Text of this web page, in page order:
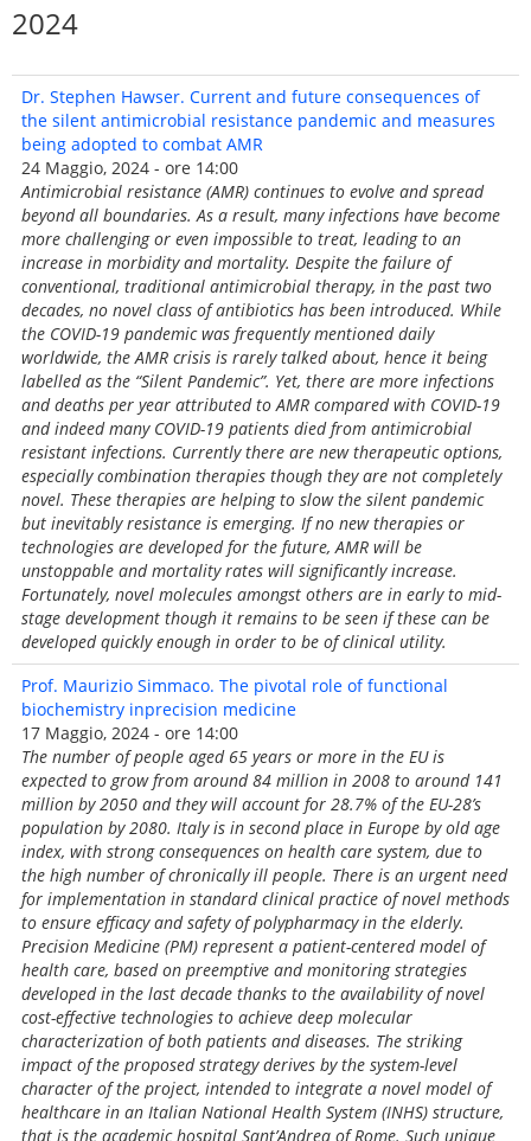
2024
Dr. Stephen Hawser. Current and future consequences of
the silent antimicrobial resistance pandemic and measures
being adopted to combat AMR
24 Maggio, 2024 - ore 14:00
Antimicrobial resistance (AMR) continues to evolve and spread
beyond all boundaries. As a result, many infections have become
more challenging or even impossible to treat, leading to an
increase in morbidity and mortality. Despite the failure of
conventional, traditional antimicrobial therapy, in the past two
decades, no novel class of antibiotics has been introduced. While
the COVID-19 pandemic was frequently mentioned daily
worldwide, the AMR crisis is rarely talked about, hence it being
labelled as the “Silent Pandemic”. Yet, there are more infections
and deaths per year attributed to AMR compared with COVID-19
and indeed many COVID-19 patients died from antimicrobial
resistant infections. Currently there are new therapeutic options,
especially combination therapies though they are not completely
novel. These therapies are helping to slow the silent pandemic
but inevitably resistance is emerging. If no new therapies or
technologies are developed for the future, AMR will be
unstoppable and mortality rates will significantly increase.
Fortunately, novel molecules amongst others are in early to mid-
stage development though it remains to be seen if these can be
developed quickly enough in order to be of clinical utility.
Prof. Maurizio Simmaco. The pivotal role of functional
biochemistry inprecision medicine
17 Maggio, 2024 - ore 14:00
The number of people aged 65 years or more in the EU is
expected to grow from around 84 million in 2008 to around 141
million by 2050 and they will account for 28.7% of the EU-28’s
population by 2080. Italy is in second place in Europe by old age
index, with strong consequences on health care system, due to
the high number of chronically ill people. There is an urgent need
for implementation in standard clinical practice of novel methods
to ensure efficacy and safety of polypharmacy in the elderly.
Precision Medicine (PM) represent a patient-centered model of
health care, based on preemptive and monitoring strategies
developed in the last decade thanks to the availability of novel
cost-effective technologies to achieve deep molecular
characterization of both patients and diseases. The striking
impact of the proposed strategy derives by the system-level
character of the project, intended to integrate a novel model of
healthcare in an Italian National Health System (INHS) structure,
that is the academic hospital Sant’Andrea of Rome. Such unique